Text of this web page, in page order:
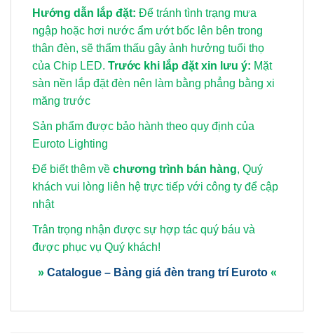
Hướng dẫn lắp đặt: Để tránh tình trạng mưa
ngập hoặc hơi nước ẩm ướt bốc lên bên trong
thân đèn, sẽ thẩm thấu gây ảnh hưởng tuổi thọ
của Chip LED. Trước khi lắp đặt xin lưu ý: Mặt
sàn nền lắp đặt đèn nên làm bằng phẳng bằng xi
măng trước
Sản phẩm được bảo hành theo quy định của
Euroto Lighting
Để biết thêm về chương trình bán hàng, Quý
khách vui lòng liên hệ trực tiếp với công ty để cập
nhật
Trân trọng nhận được sự hợp tác quý báu và
được phục vụ Quý khách!
» Catalogue – Bảng giá đèn trang trí Euroto «